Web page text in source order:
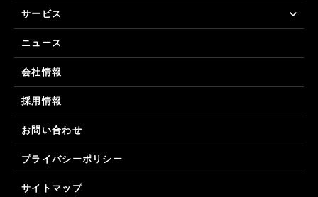
サービス
ニュース
会社情報
採用情報
お問い合わせ
プライバシーポリシー
サイトマップ